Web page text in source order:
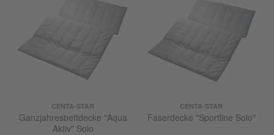
CENTA-STAR
Ganzjahresbettdecke "Aqua
Aktiv" Solo
CENTA-STAR
Faserdecke "Sportline Solo"